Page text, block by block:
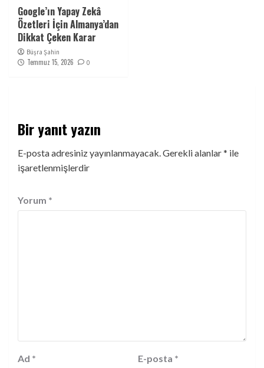
Google’ın Yapay Zekâ
Özetleri İçin Almanya’dan
Dikkat Çeken Karar
Büşra Şahin
Temmuz 15, 2026 0
Bir yanıt yazın
E-posta adresiniz yayınlanmayacak.Gerekli alanlar* ile
işaretlenmişlerdir
Yorum *
Ad * E-posta *